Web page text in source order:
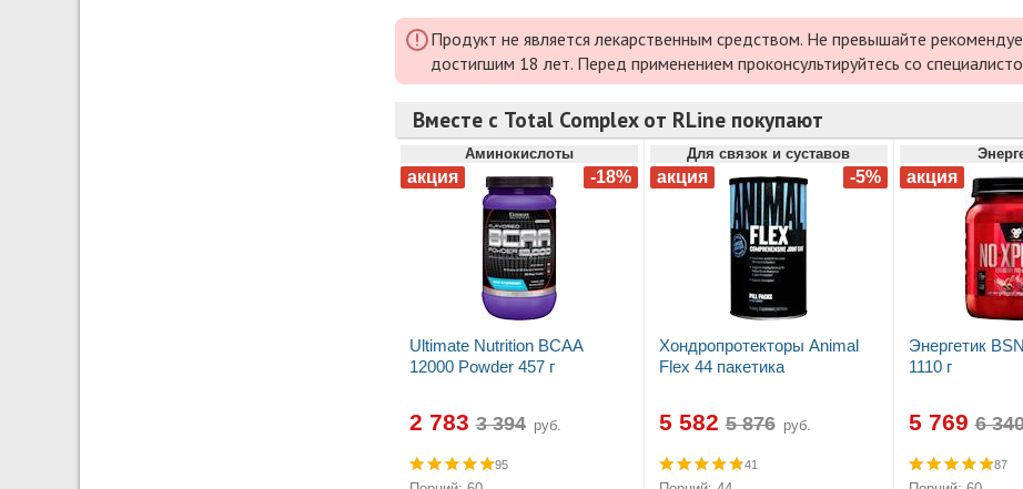
Продукт не является лекарственным средством. Не превышайте
достигшим 18 лет. Перед применением проконсультируйтесь со
Вместе с Total Complex от RLine покупают
Аминокислоты
Ultimate Nutrition BCAA
12000 Powder 457 г
2 783 руб.
95
Для связок и суставов
Хондропротекторы Animal
Flex 44 пакетика
5 582 руб.
41
Энергетик
1110 г
5 769
87